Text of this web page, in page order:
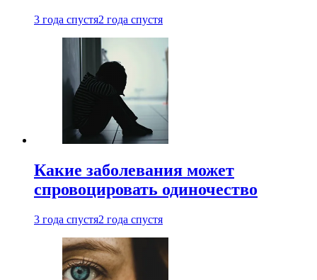
3 года спустя2 года спустя
Какие заболевания может
спровоцировать одиночество
3 года спустя2 года спустя